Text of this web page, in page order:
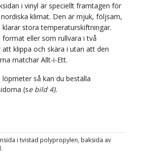
i vinyl är speciellt framtagen för
klimat. Den är mjuk, följsam,
stora temperaturskiftningar.
eller som rullvara i två
klippa och skära i utan att den
matchar Allt-i-Ett.
så kan du beställa
(se bild 4).
i tvistad polypropylen, baksida av